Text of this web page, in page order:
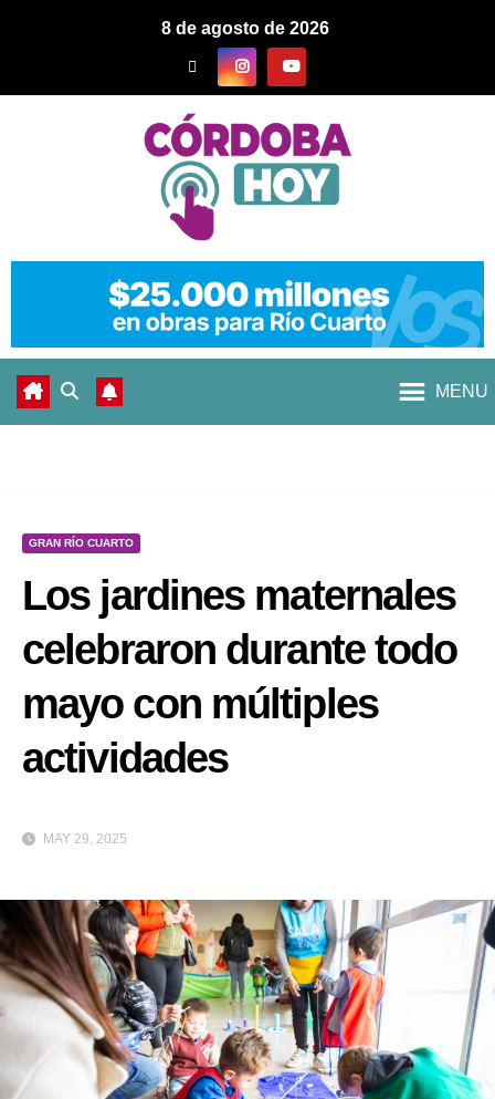
8 de agosto de 2026
MENU
GRAN RÍO CUARTO
Los jardines maternales
celebraron durante todo
mayo con múltiples
actividades
MAY 29, 2025